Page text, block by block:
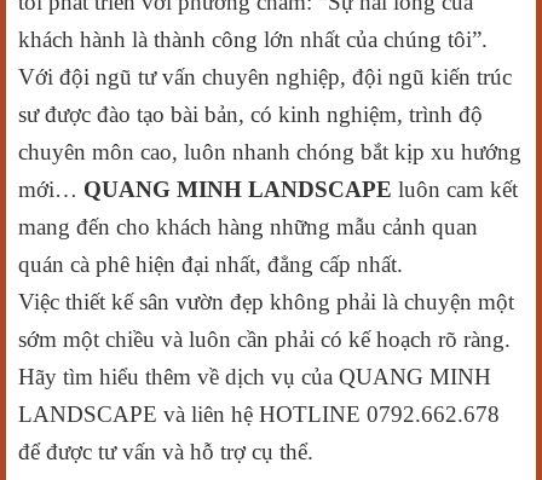
khách hành là thành công lớn nhất của chúng tôi”.
Với đội ngũ tư vấn chuyên nghiệp, đội ngũ kiến trúc
sư được đào tạo bài bản, có kinh nghiệm, trình độ
chuyên môn cao, luôn nhanh chóng bắt kịp xu hướng
mới… QUANG MINH LANDSCAPE luôn cam kết
mang đến cho khách hàng những mẫu cảnh quan
quán cà phê hiện đại nhất, đẳng cấp nhất.
Việc thiết kế sân vườn đẹp không phải là chuyện một
sớm một chiều và luôn cần phải có kế hoạch rõ ràng.
Hãy tìm hiểu thêm về dịch vụ của QUANG MINH
LANDSCAPE và liên hệ HOTLINE 0792.662.678
để được tư vấn và hỗ trợ cụ thể.